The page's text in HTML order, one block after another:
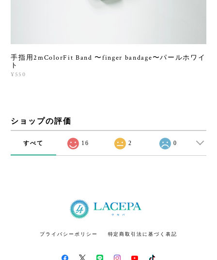
手指用2mColorFit Band 〜finger bandage〜パールホワイ
ト
¥550
ショップの評価
すべて 16 2 0
プライバシーポリシー 特定商取引法に基づく表記